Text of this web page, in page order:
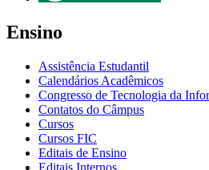
Ensino
Assistência Estudantil
Calendários Acadêmicos
Congresso de Tecnologia da
Contatos do Câmpus
Cursos
Cursos FIC
Editais de Ensino